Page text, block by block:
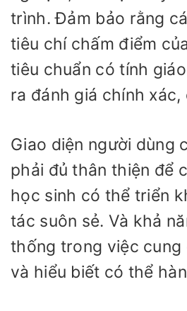
trình. Đảm bảo rằng
tiêu chí chấm điểm
tiêu chuẩn có tính
ra đánh giá chính xác,
Giao diện người dùng
phải đủ thân thiện để
học sinh có thể triển
tác suôn sẻ. Và khả
thống trong việc cung
và hiểu biết có thể